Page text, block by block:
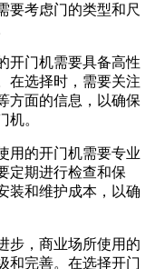
要考虑门的类型和尺
开门机需要具备高性
在选择时，需要关注
方面的信息，以确保
机。
用的开门机需要专业
定期进行检查和保
装和维护成本，以确
步，商业场所使用的
和完善。在选择开门